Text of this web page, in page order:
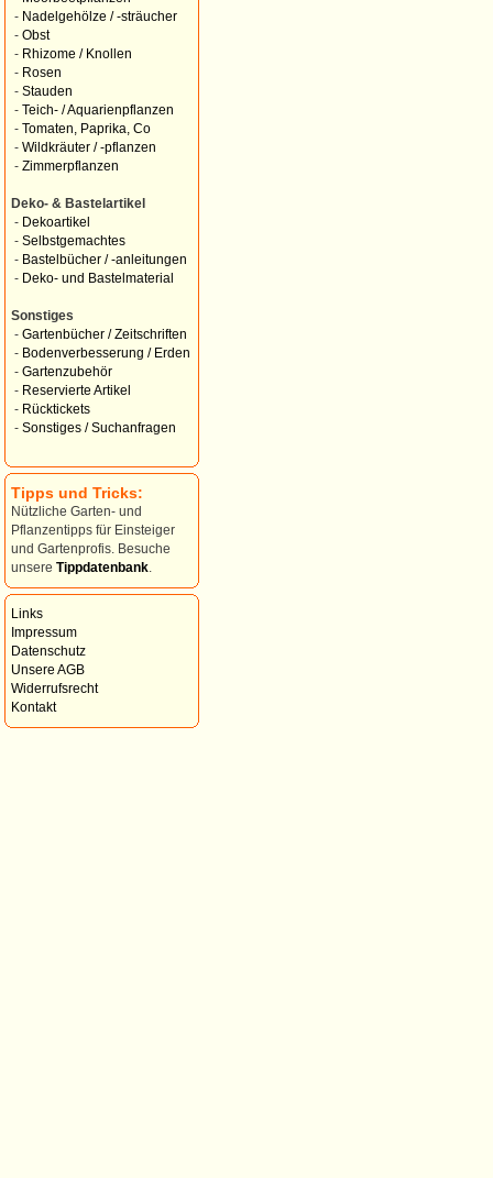
- Nadelgehölze / -sträucher
- Obst
- Rhizome / Knollen
- Rosen
- Stauden
- Teich- / Aquarienpflanzen
- Tomaten, Paprika, Co
- Wildkräuter / -pflanzen
- Zimmerpflanzen
Deko- & Bastelartikel
- Dekoartikel
- Selbstgemachtes
- Bastelbücher / -anleitungen
- Deko- und Bastelmaterial
Sonstiges
- Gartenbücher / Zeitschriften
- Bodenverbesserung / Erden
- Gartenzubehör
- Reservierte Artikel
- Rücktickets
- Sonstiges / Suchanfragen
Tipps und Tricks:
Nützliche Garten- und
Pflanzentipps für Einsteiger
und Gartenprofis. Besuche
unsere Tippdatenbank
Links
Impressum
Datenschutz
Unsere AGB
Widerrufsrecht
Kontakt